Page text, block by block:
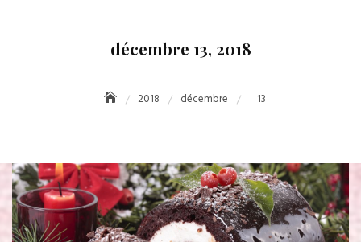
décembre 13, 2018
2018 décembre 13